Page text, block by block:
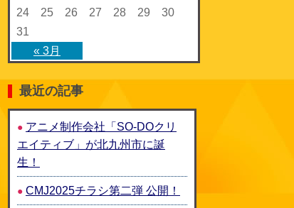
« 3月
24
25 26 27 28 29
30
31
最近の記事
アニメ制作会社「SO-DOクリ
エイティブ」が北九州市に誕
生！
CMJ2025チラシ第二弾 公開！